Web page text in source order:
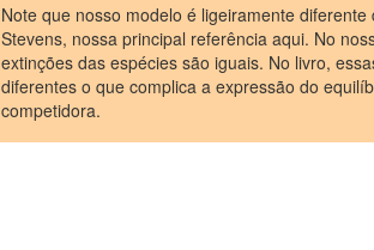
Note que nosso modelo é ligeiramente
Stevens, nossa principal referência aqui. No
extinções das espécies são iguais. No livro,
diferentes o que complica a expressão do
competidora.